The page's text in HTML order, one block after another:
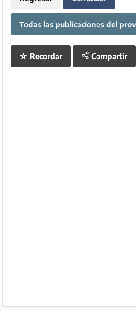
Todas las publicaciones del
☆ Recordar Compartir